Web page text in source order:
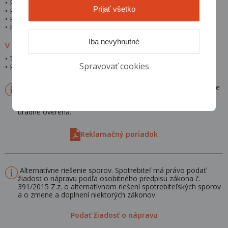
• Protokol o skúšobnej jazde a prevzatí vozidla
• Pokiaľ uplatňujete Carlife, tak zmluvu na Carlife
• Prípadne správu servisu, kde je špecifikovaná vadana vozidle
• Fyzicky pristaviť vozidlo
V prípade administratívnych závad v TP ešte
• Technický preukaz
• Protokol o Evidenčnej kontrole
Reklamovať musí vždy majiteľ, ktorý vozidlo zakúpil, prípadne
úradne overená.
Reklamačný poriadok
Alternatívne riešenie sporov. Spotrebiteľ má právo podať
žiadosť o nápravu podľa osobitného predpisu zákona č.
391/2015 Z.z. o alternatívnom riešení spotrebiteľských sporov
a o zmene a doplnení niektorých zákonov.
Podať žiadosť o nápravu
Spravovať cookies
Iba nevyhnutné
Prijať všetko